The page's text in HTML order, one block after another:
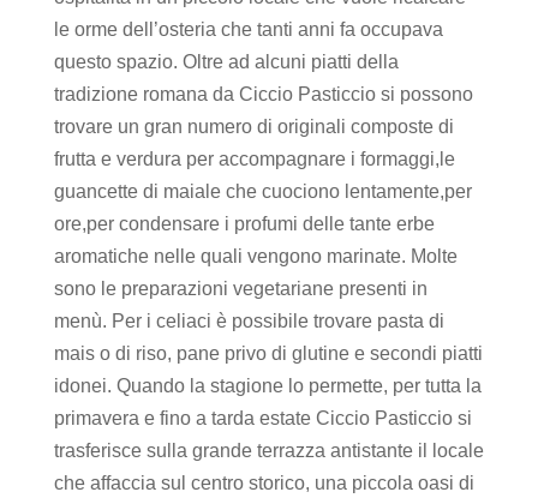
le orme dell’osteria che tanti anni fa occupava
questo spazio. Oltre ad alcuni piatti della
tradizione romana da Ciccio Pasticcio si possono
trovare un gran numero di originali composte di
frutta e verdura per accompagnare i formaggi,le
guancette di maiale che cuociono lentamente,per
ore,per condensare i profumi delle tante erbe
aromatiche nelle quali vengono marinate. Molte
sono le preparazioni vegetariane presenti in
menù. Per i celiaci è possibile trovare pasta di
mais o di riso, pane privo di glutine e secondi piatti
idonei. Quando la stagione lo permette, per tutta la
primavera e fino a tarda estate Ciccio Pasticcio si
trasferisce sulla grande terrazza antistante il locale
che affaccia sul centro storico, una piccola oasi di